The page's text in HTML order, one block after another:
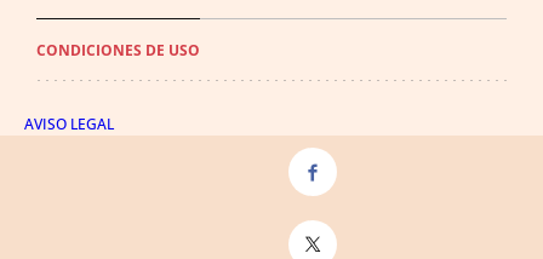
CONDICIONES DE USO
AVISO LEGAL